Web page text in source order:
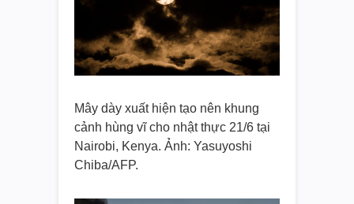
Mây dày xuất hiện tạo nên khung
cảnh hùng vĩ cho nhật thực 21/6 tại
Nairobi, Kenya. Ảnh: Yasuyoshi
Chiba/AFP.